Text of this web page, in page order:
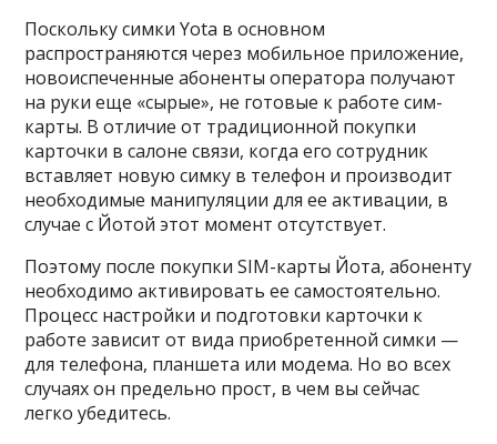
Поскольку симки Yota в основном
распространяются через мобильное приложение,
новоиспеченные абоненты оператора получают
на руки еще «сырые», не готовые к работе сим-
карты. В отличие от традиционной покупки
карточки в салоне связи, когда его сотрудник
вставляет новую симку в телефон и производит
необходимые манипуляции для ее активации, в
случае с Йотой этот момент отсутствует.
Поэтому после покупки SIM-карты Йота, абоненту
необходимо активировать ее самостоятельно.
Процесс настройки и подготовки карточки к
работе зависит от вида приобретенной симки —
для телефона, планшета или модема. Но во всех
случаях он предельно прост, в чем вы сейчас
легко убедитесь.